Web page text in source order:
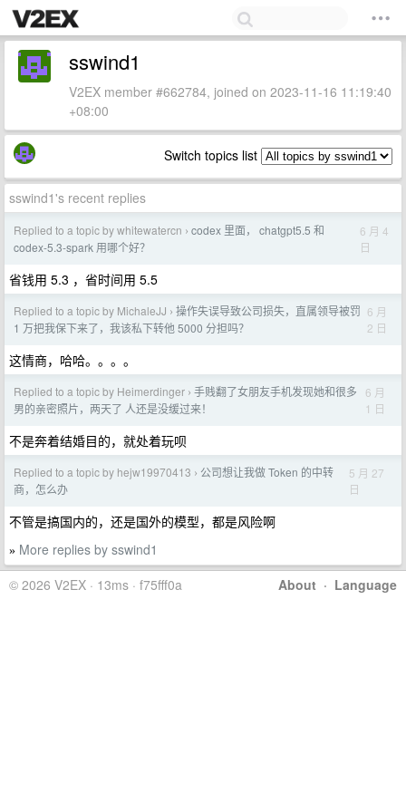
sswind1
V2EX member #662784, joined on 2023-11-16 11:19:40
+08:00
Switch topics list
sswind1's recent replies
Replied to a topic by whitewatercn › codex 里面， chatgpt5.5 和
codex-5.3-spark 用哪个好？
6 月 4
日
省钱用 5.3 ，省时间用 5.5
Replied to a topic by MichaleJJ › 操作失误导致公司损失，直属领导被罚
1 万把我保下来了，我该私下转他 5000 分担吗？
6 月
2 日
这情商，哈哈。。。。
Replied to a topic by Heimerdinger › 手贱翻了女朋友手机发现她和很多
男的亲密照片，两天了 人还是没缓过来！
6 月
1 日
不是奔着结婚目的，就处着玩呗
Replied to a topic by hejw19970413 › 公司想让我做 Token 的中转
商，怎么办
5 月 27
日
不管是搞国内的，还是国外的模型，都是风险啊
» More replies by sswind1
About · Language
© 2026 V2EX · 13ms · f75fff0a